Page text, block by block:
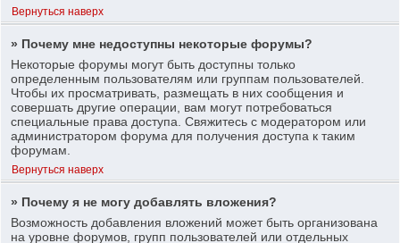
Вернуться наверх
» Почему мне недоступны некоторые форумы?
Некоторые форумы могут быть доступны только
определенным пользователям или группам пользователей.
Чтобы их просматривать, размещать в них сообщения и
совершать другие операции, вам могут потребоваться
специальные права доступа. Свяжитесь с модератором или
администратором форума для получения доступа к таким
форумам.
Вернуться наверх
» Почему я не могу добавлять вложения?
Возможность добавления вложений может быть организована
на уровне форумов, групп пользователей или отдельных